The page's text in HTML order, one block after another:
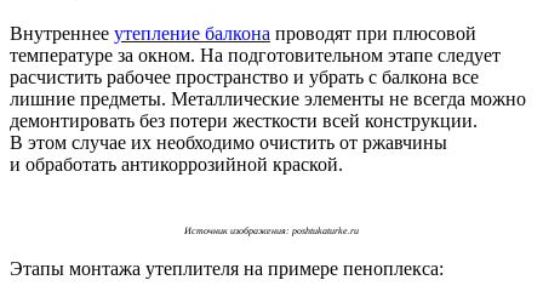
Внутреннее утепление балкона проводят при плюсовой
температуре за окном. На подготовительном этапе следует
расчистить рабочее пространство и убрать с балкона все
лишние предметы. Металлические элементы не всегда можно
демонтировать без потери жесткости всей конструкции.
В этом случае их необходимо очистить от ржавчины
и обработать антикоррозийной краской.
Источник изображения: poshtukaturke.ru
Этапы монтажа утеплителя на примере пеноплекса: